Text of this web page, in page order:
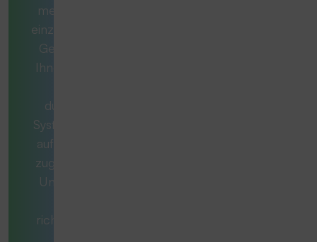
mehr als nur ein
einzelnes Produkt.
Gemeinsam mit
Ihnen entwickeln
durchdachtes
System, das exakt
auf Ihren Bedarf
zugeschnitten ist.
Unsere Berater
richtigen Fragen,